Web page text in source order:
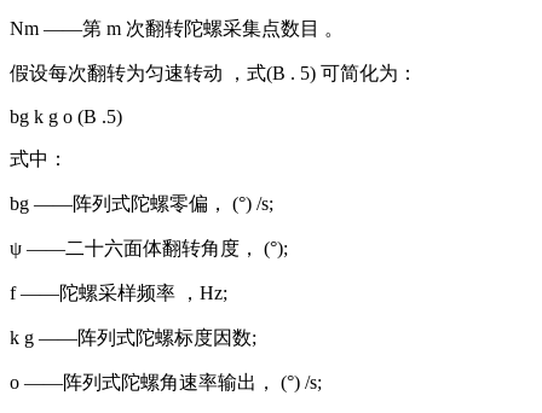
Nm ——第 m 次翻转陀螺采集点数目 。
假设每次翻转为匀速转动 ，式(B . 5) 可简化为：
bg k g o (B .5)
式中：
bg ——阵列式陀螺零偏， (°) /s;
ψ ——二十六面体翻转角度， (°);
f ——陀螺采样频率 ，Hz;
k g ——阵列式陀螺标度因数;
o ——阵列式陀螺角速率输出， (°) /s;